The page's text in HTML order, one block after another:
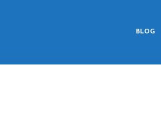
BLOG